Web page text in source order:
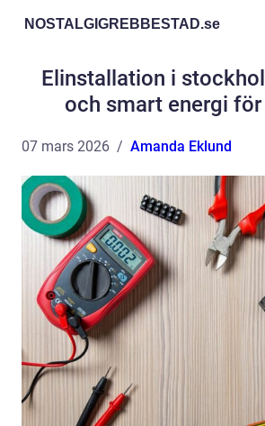
NOSTALGIGREBBESTAD.se
Elinstallation i
och smart energi
07 mars 2026 Amanda Eklund